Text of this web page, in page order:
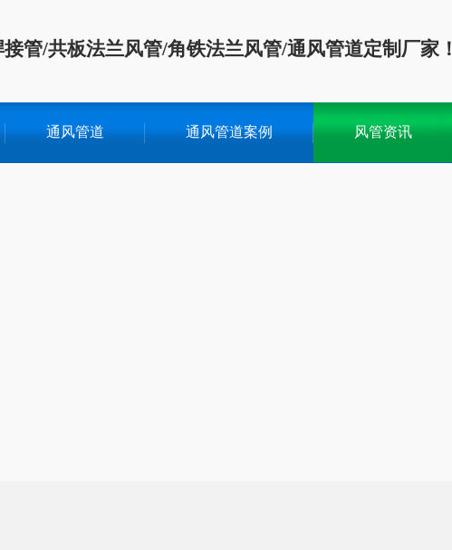
管/共板法兰风管/角铁法兰风管/通风管道定制厂家！
通风管道 通风管道案例 风管资讯